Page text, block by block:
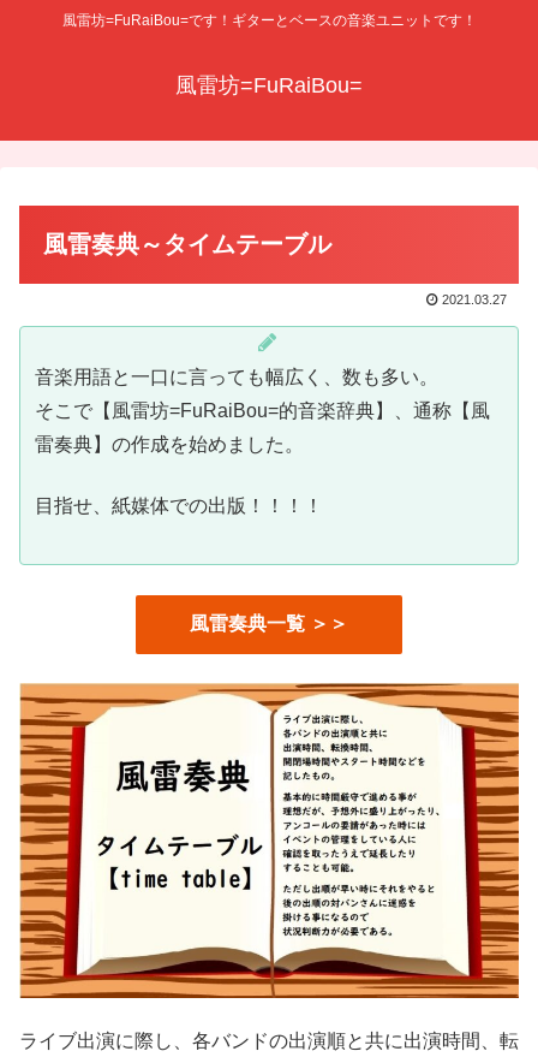
風雷坊=FuRaiBou=です！ギターとベースの音楽ユニットです！
風雷坊=FuRaiBou=
風雷奏典～タイムテーブル
2021.03.27
音楽用語と一口に言っても幅広く、数も多い。
そこで【風雷坊=FuRaiBou=的音楽辞典】、通称【風
雷奏典】の作成を始めました。
目指せ、紙媒体での出版！！！！
風雷奏典一覧 ＞＞
ライブ出演に際し、各バンドの出演順と共に出演時間、転